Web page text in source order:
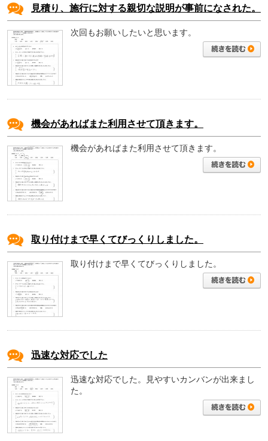
見積り、施行に対する親切な説明が事前になされた。
次回もお願いしたいと思います。
機会があればまた利用させて頂きます。
機会があればまた利用させて頂きます。
取り付けまで早くてびっくりしました。
取り付けまで早くてびっくりしました。
迅速な対応でした
迅速な対応でした。見やすいカンバンが出来まし
た。